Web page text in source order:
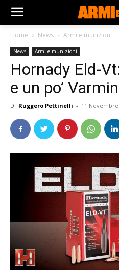
Home News Armi e munizioni
News Armi e munizioni
Hornady Eld-
e un po’
Di Ruggero Pettinelli - 11 Novembre